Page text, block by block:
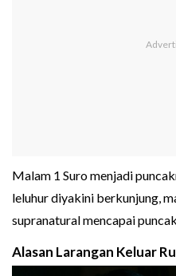
Malam 1 Suro menjadi
leluhur diyakini berkunjung,
supranatural mencapai puncak.
Alasan Larangan Keluar